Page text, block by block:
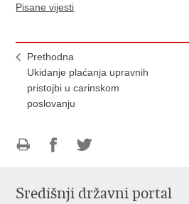
Pisane vijesti
Prethodna
Ukidanje plaćanja upravnih
pristojbi u carinskom
poslovanju
FacebookuTwitteru
Središnji državni portal